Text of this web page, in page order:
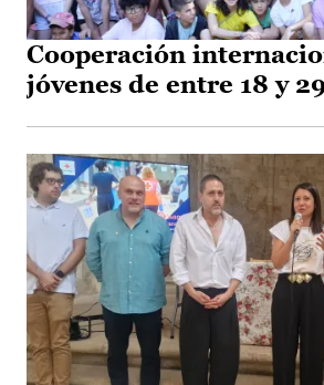
Cooperación
jóvenes de entre 18 y